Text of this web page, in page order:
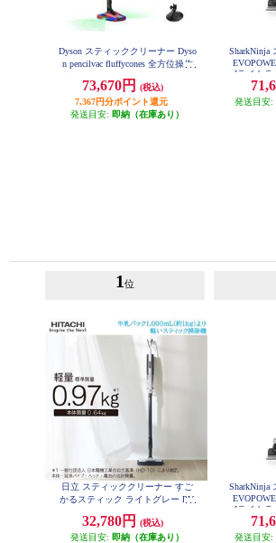
Dyson スティッククリーナー Dyso
n pencilvac fluffycones 全方位操作
73,670円
(税込)
7,367円分ポイント還元
発送目安: 即納（在庫あり）
SharkNinja
[ライトラ
発送目安:
1 位
日立 スティッククリーナー すご
かるスティック ライトグレー PV-
32,780円
(税込)
発送目安: 即納（在庫あり）
SharkNinja
[ライトラ
発送目安: